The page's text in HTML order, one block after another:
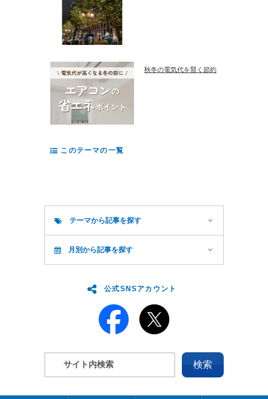
秋冬の電気代を賢く節約
このテーマの一覧
テーマから記事を探す
月別から記事を探す
公式SNSアカウント